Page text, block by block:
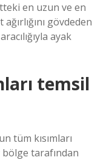
en uzun ve en
gövdeden
ayak
temsil
tüm kısımları
tarafından